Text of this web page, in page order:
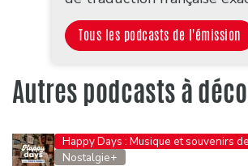
Tous les podcasts de l'émission
Autres podcasts à
Happy Days : Musique et souvenirs
Nostalgie+